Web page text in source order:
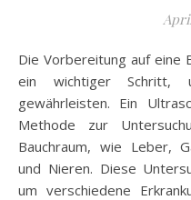
Die Vorbereitung auf eine Bauchultraschalluntersuchung ist
ein wichtiger Schritt,
gewährleisten. Ein
Methode zur
Bauchraum, wie Leber,
und Nieren. Diese
um verschiedene